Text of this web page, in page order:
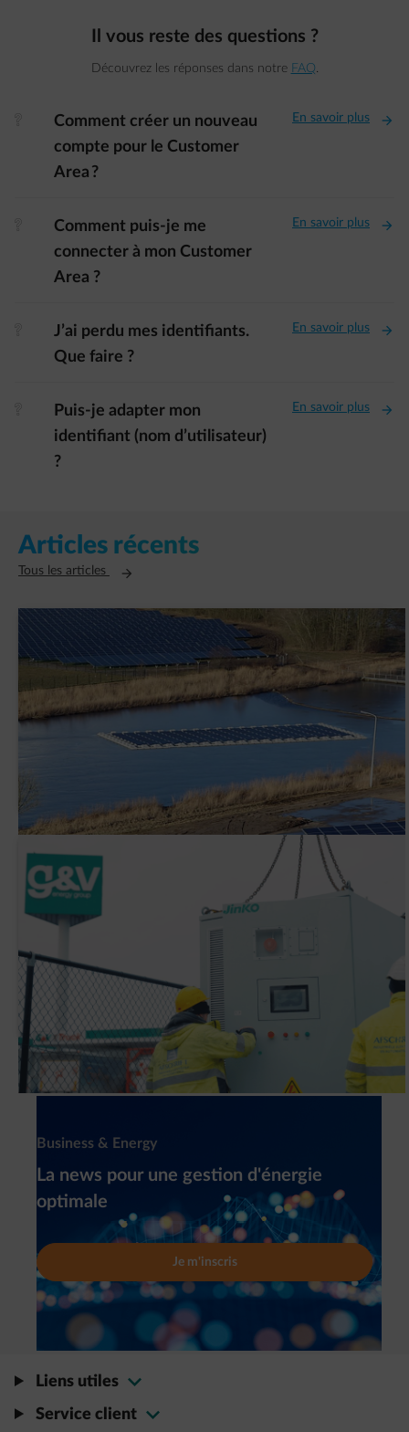
Il vous reste des questions ?
Découvrez les réponses dans notre FAQ.
Comment créer un nouveau
compte pour le Customer
Area ?
En savoir plus
Comment puis-je me
connecter à mon Customer
Area ?
En savoir plus
J’ai perdu mes identifiants.
Que faire ?
En savoir plus
Puis-je adapter mon
identifiant (nom d’utilisateur)
?
En savoir plus
Articles récents
Tous les articles Ouvre un nouvel onglet
AVK Plastics signe un contrat PPA avec
Pourquoi G&V a-t-elle installé un système
de batteries intelligent (BESS) ?
Newsletter
Business & Energy
La news pour une gestion d'énergie
optimale
Je m'inscris
Liens utiles
Service client